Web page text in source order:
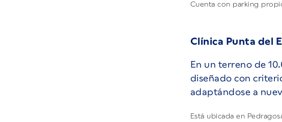
Cuenta con parking
Clínica Punta del
En un terreno de
diseñado con
adaptándose a
Está ubicada en